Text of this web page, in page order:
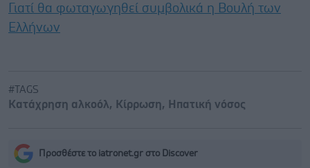
Γιατί θα φωταγωγηθεί συμβολικά η Βουλή των
Ελλήνων
#TAGS
Κατάχρηση αλκοόλ, Κίρρωση, Ηπατική νόσος
Προσθέστε το iatronet.gr στο Discover